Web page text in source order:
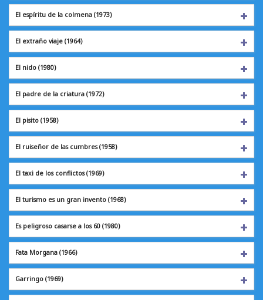
El espíritu de la colmena (1973)
El extraño viaje (1964)
El nido (1980)
El padre de la criatura (1972)
El pisito (1958)
El ruiseñor de las cumbres (1958)
El taxi de los conflictos (1969)
El turismo es un gran invento (1968)
Es peligroso casarse a los 60 (1980)
Fata Morgana (1966)
Garringo (1969)